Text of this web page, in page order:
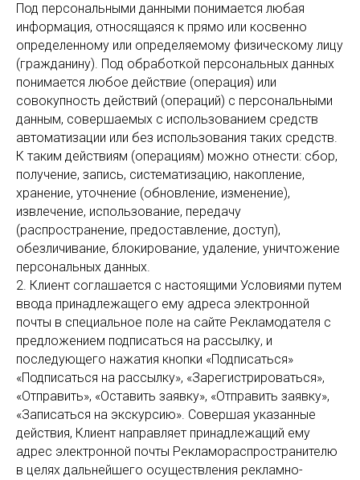
Под персональными данными понимается любая
информация, относящаяся к прямо или косвенно
определенному или определяемому физическому лицу
(гражданину). Под обработкой персональных данных
понимается любое действие (операция) или
совокупность действий (операций) с персональными
данным, совершаемых с использованием средств
автоматизации или без использования таких средств.
К таким действиям (операциям) можно отнести: сбор,
получение, запись, систематизацию, накопление,
хранение, уточнение (обновление, изменение),
извлечение, использование, передачу
(распространение, предоставление, доступ),
обезличивание, блокирование, удаление, уничтожение
персональных данных.
2. Клиент соглашается с настоящими Условиями путем
ввода принадлежащего ему адреса электронной
почты в специальное поле на сайте Рекламодателя с
предложением подписаться на рассылку, и
последующего нажатия кнопки «Подписаться»
«Подписаться на рассылку», «Зарегистрироваться»,
«Отправить», «Оставить заявку», «Отправить заявку»,
«Записаться на экскурсию». Совершая указанные
действия, Клиент направляет принадлежащий ему
адрес электронной почты Рекламораспространителю
в целях дальнейшего осуществления рекламно-